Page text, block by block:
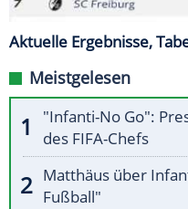
Aktuelle Ergebnisse,
Meistgelesen
"Infanti-No Go":
des FIFA-Chefs
Matthäus über
Fußball"